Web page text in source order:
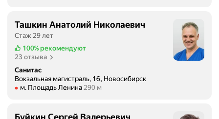
Ташкин Анатолий Николаевич
Стаж 29 лет
100% рекомендуют
23 отзыва
Санитас
Вокзальная магистраль, 16, Новосибирск
Метро м. Площадь Ленина Расстояние 290 м
м. Площадь Ленина 290 м